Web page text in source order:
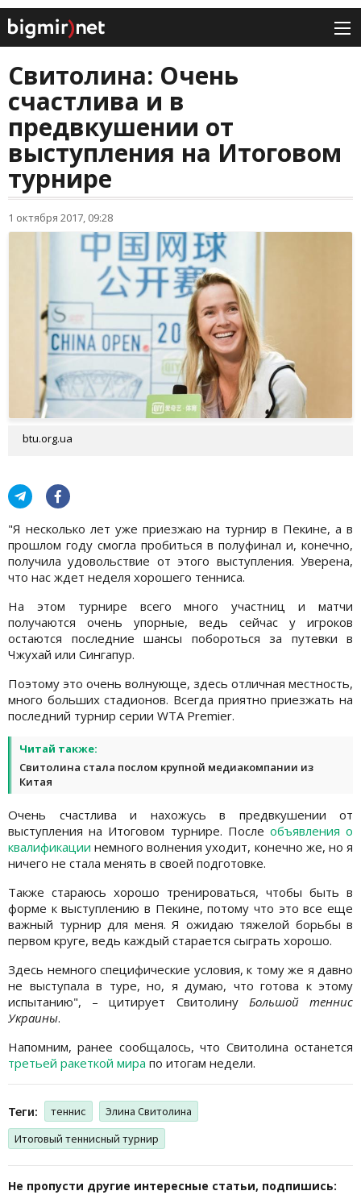
Свитолина: Очень
счастлива и в
предвкушении от
выступления на Итоговом
турнире
1 октября 2017, 09:28
btu.org.ua
"Я несколько лет уже приезжаю на турнир в Пекине, а в
прошлом году смогла пробиться в полуфинал и, конечно,
получила удовольствие от этого выступления. Уверена,
что нас ждет неделя хорошего тенниса.
На этом турнире всего много участниц и матчи
получаются очень упорные, ведь сейчас у игроков
остаются последние шансы побороться за путевки в
Чжухай или Сингапур.
Поэтому это очень волнующе, здесь отличная местность,
много больших стадионов. Всегда приятно приезжать на
последний турнир серии WTA Premier.
Читай также:
Свитолина стала послом крупной медиакомпании из
Китая
Очень счастлива и нахожусь в предвкушении от
выступления на Итоговом турнире. После объявления о
квалификации немного волнения уходит, конечно же, но я
ничего не стала менять в своей подготовке.
Также стараюсь хорошо тренироваться, чтобы быть в
форме к выступлению в Пекине, потому что это все еще
важный турнир для меня. Я ожидаю тяжелой борьбы в
первом круге, ведь каждый старается сыграть хорошо.
Здесь немного специфические условия, к тому же я давно
не выступала в туре, но, я думаю, что готова к этому
испытанию", – цитирует Свитолину Большой теннис
Украины.
Напомним, ранее сообщалось, что Свитолина останется
третьей ракеткой мира по итогам недели.
Теги: теннис
Элина Свитолина
Итоговый теннисный турнир
Не пропусти другие интересные статьи, подпишись: